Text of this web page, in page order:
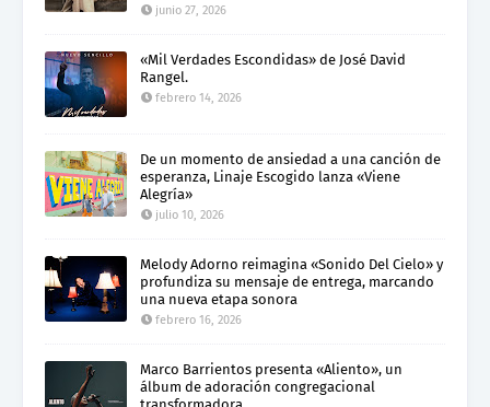
junio 27, 2026
«Mil Verdades Escondidas» de José David
Rangel.
febrero 14, 2026
De un momento de ansiedad a una canción de
esperanza, Linaje Escogido lanza «Viene
Alegría»
julio 10, 2026
Melody Adorno reimagina «Sonido Del Cielo» y
profundiza su mensaje de entrega, marcando
una nueva etapa sonora
febrero 16, 2026
Marco Barrientos presenta «Aliento», un
álbum de adoración congregacional